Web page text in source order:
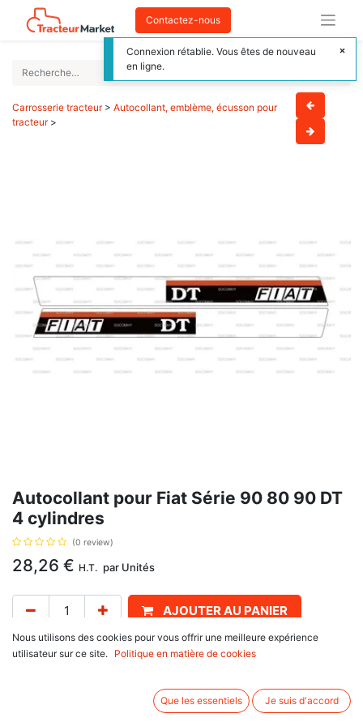
Contactez-nous
Carrosserie tracteur> Autocollant, emblème, écusson pour
tracteur>
Autocollant pour Fiat Série 90 80 90 DT
4 cylindres
(0 review)
28,26 € H.T. par Unités
AJOUTER AU PANIER
Délai de livraison : 1 semaine
5136839, 5136840. Se monte sur :
Nous utilisons des cookies pour vous offrir une meilleure expérience
utilisateur sur ce site.
Politique en matière de cookies
Que les essentiels Je suis d'accord
Connexion rétablie. Vous êtes de nouveau
en ligne.